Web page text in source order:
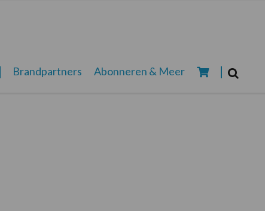
Brandpartners Abonneren & Meer